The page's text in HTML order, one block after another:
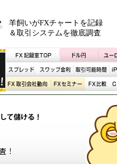
羊飼いがFXチャートを記録
＆取引システムを徹底調査